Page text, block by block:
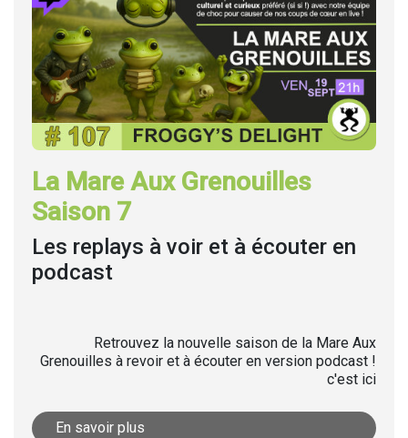
La Mare Aux Grenouilles
Saison 7
Les replays à voir et à écouter en
podcast
Retrouvez la nouvelle saison de la Mare Aux
Grenouilles à revoir et à écouter en version podcast !
c'est ici
En savoir plus